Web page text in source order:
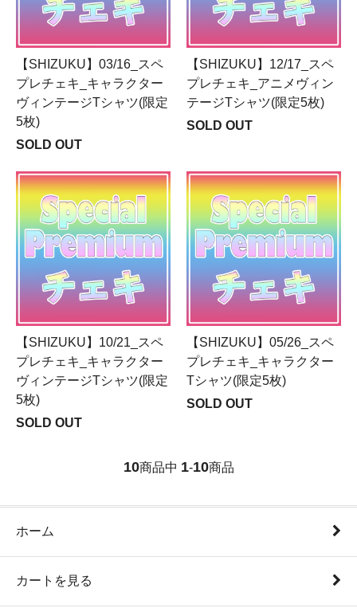
【SHIZUKU】03/16_スペ
プレチェキ_キャラクター
ヴィンテージTシャツ(限定
5枚)
SOLD OUT
【SHIZUKU】12/17_スペ
プレチェキ_アニメヴィン
テージTシャツ(限定5枚)
SOLD OUT
【SHIZUKU】10/21_スペ
プレチェキ_キャラクター
ヴィンテージTシャツ(限定
5枚)
SOLD OUT
【SHIZUKU】05/26_スペ
プレチェキ_キャラクター
Tシャツ(限定5枚)
SOLD OUT
10商品中 1-10商品
ホーム
カートを見る